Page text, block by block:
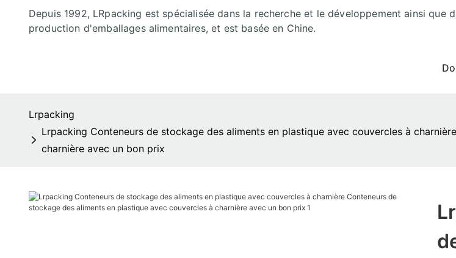
Depuis 1992, LRpacking est spécialisée dans la recherche et le développement ainsi que
production d'emballages alimentaires, et est basée en Chine.
Lrpacking
Lrpacking Conteneurs de stockage des aliments en plastique avec couvercles à
charnière avec un bon prix